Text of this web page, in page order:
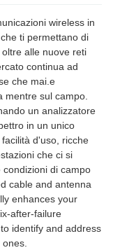
wireless in
ti permettano di
alle nuove reti
continua ad
che mai.e
mentre sul campo.
un analizzatore
in un unico
d'uso, ricche
che ci si
di campo
cable and antenna
enhances your
after-failure
identify and address